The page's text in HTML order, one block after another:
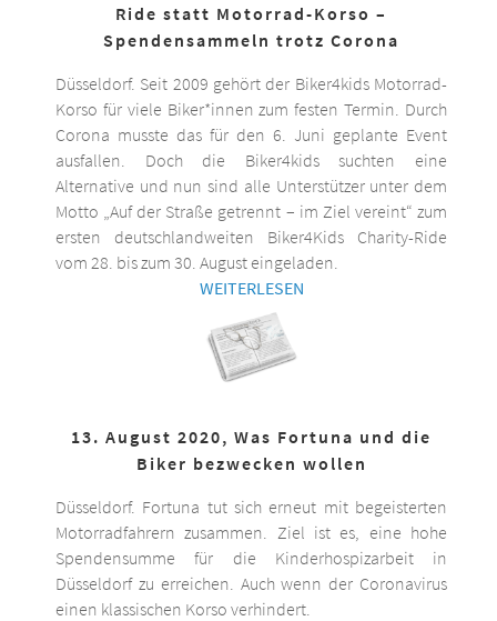
Ride statt Motorrad-Korso –
Spendensammeln trotz Corona
Düsseldorf. Seit 2009 gehört der Biker4kids Motorrad-
Korso für viele Biker*innen zum festen Termin. Durch
Corona musste das für den 6. Juni geplante Event
ausfallen. Doch die Biker4kids suchten eine
Alternative und nun sind alle Unterstützer unter dem
Motto „Auf der Straße getrennt – im Ziel vereint“ zum
ersten deutschlandweiten Biker4Kids Charity-Ride
vom 28. bis zum 30. August eingeladen.
WEITERLESEN
13. August 2020, Was Fortuna und die
Biker bezwecken wollen
Düsseldorf. Fortuna tut sich erneut mit begeisterten
Motorradfahrern zusammen. Ziel ist es, eine hohe
Spendensumme für die Kinderhospizarbeit in
Düsseldorf zu erreichen. Auch wenn der Coronavirus
einen klassischen Korso verhindert.